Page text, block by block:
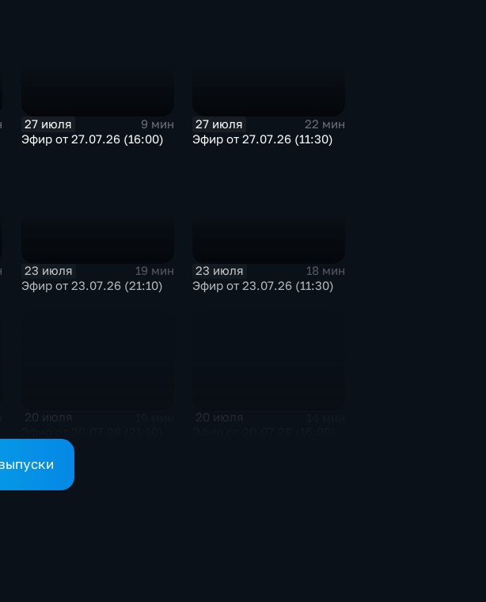
27 июля
9 мин
Эфир от 27.07.26 (16:00)
27 июля
22 мин
Эфир от 27.07.26 (11:30)
23 июля
19 мин
Эфир от 23.07.26 (21:10)
23 июля
18 мин
Эфир от 23.07.26 (11:30)
20 июля 20 июля